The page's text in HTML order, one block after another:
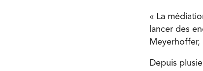
« La
lancer des
Meyerhoffer,
Depuis